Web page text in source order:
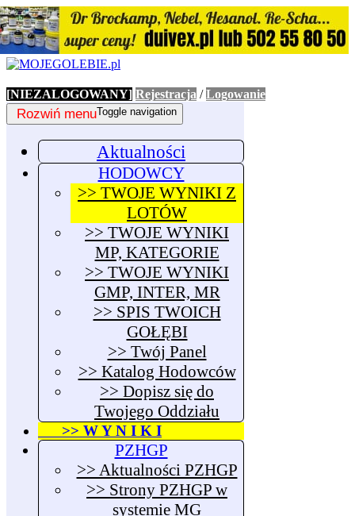
[NIEZALOGOWANY] Rejestracja /Logowanie
Toggle navigation
Rozwiń menu
Aktualności
HODOWCY
>> TWOJE WYNIKI Z
LOTÓW
>> TWOJE WYNIKI
MP, KATEGORIE
>> TWOJE WYNIKI
GMP, INTER, MR
>> SPIS TWOICH
GOŁĘBI
>> Twój Panel
>> Katalog Hodowców
>> Dopisz się do
Twojego Oddziału
>> W Y N I K I
PZHGP
>> Aktualności PZHGP
>> Strony PZHGP w
systemie MG